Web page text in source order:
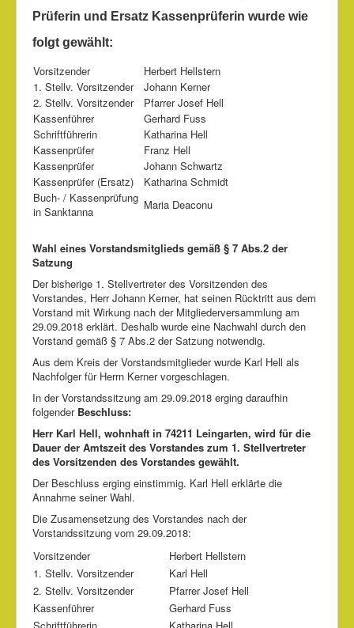
Prüferin und Ersatz Kassenprüferin wurde wie
folgt gewählt:
Vorsitzender
Herbert Hellstern
1. Stellv. Vorsitzender
Johann Kerner
2. Stellv. Vorsitzender
Pfarrer Josef Hell
Kassenführer
Gerhard Fuss
Schriftführerin
Katharina Hell
Kassenprüfer
Franz Hell
Kassenprüfer
Johann Schwartz
Kassenprüfer (Ersatz)
Katharina Schmidt
Buch- / Kassenprüfung
in Sanktanna
Maria Deaconu
Wahl eines Vorstandsmitglieds gemäß § 7 Abs.2 der
Satzung
Der bisherige 1. Stellvertreter des Vorsitzenden des
Vorstandes, Herr Johann Kerner, hat seinen Rücktritt aus dem
Vorstand mit Wirkung nach der Mitgliederversammlung am
29.09.2018 erklärt. Deshalb wurde eine Nachwahl durch den
Vorstand gemäß § 7 Abs.2 der Satzung notwendig.
Aus dem Kreis der Vorstandsmitglieder wurde Karl Hell als
Nachfolger für Herrn Kerner vorgeschlagen.
In der Vorstandssitzung am 29.09.2018 erging daraufhin
folgender Beschluss:
Herr Karl Hell, wohnhaft in 74211 Leingarten, wird für die
Dauer der Amtszeit des Vorstandes zum 1. Stellvertreter
des Vorsitzenden des Vorstandes gewählt.
Der Beschluss erging einstimmig. Karl Hell erklärte die
Annahme seiner Wahl.
Die Zusamensetzung des Vorstandes nach der
Vorstandssitzung vom 29.09.2018:
Vorsitzender
Herbert Hellstern
1. Stellv. Vorsitzender
Karl Hell
2. Stellv. Vorsitzender
Pfarrer Josef Hell
Kassenführer
Gerhard Fuss